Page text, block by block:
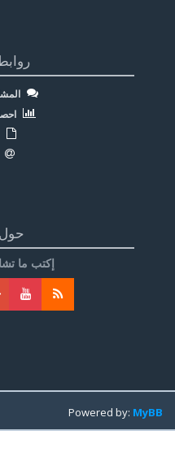
حول
إكتب ما
Powered by:MyBB